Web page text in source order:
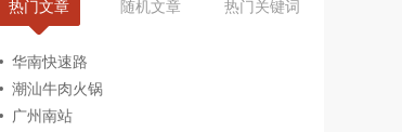
热门文章 随机文章 热门关键词
华南快速路
潮汕牛肉火锅
广州南站